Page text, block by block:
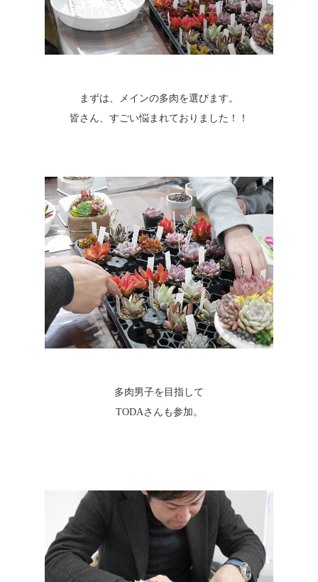
まずは、メインの多肉を選びます。
皆さん、すごい悩まれておりました！！
多肉男子を目指して
TODAさんも参加。